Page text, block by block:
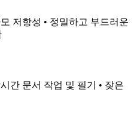
저항성 • 정밀하고 부드러운
간 문서 작업 및 필기 • 잦은